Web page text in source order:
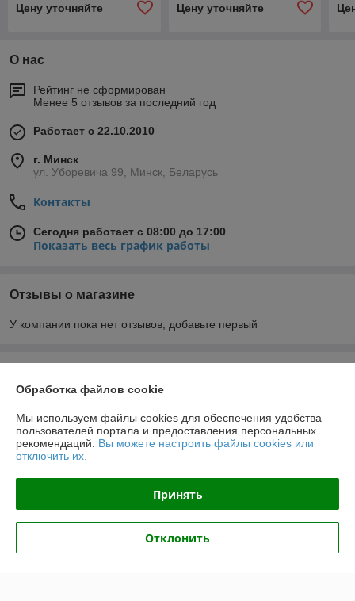
Цену уточняйте Цену уточняйте
О нас
Рейтинг не сформирован
Менее 5 отзывов за последний год
Работает с 22.10.2010
г. Минск
ул. Уборевича 99, Минск, Беларусь
Контакты
Сегодня работает с 08:00 до 17:00
Показать весь график работы
Отзывы о магазине
У компании пока нет отзывов, добавьте первый
Доставка и оплата
График работы
Полная версия сайта
Политика обработки cookies
Обработка файлов cookie
Мы используем файлы cookies для обеспечения удобства
пользователей портала и предоставления персональных
рекомендаций. Вы можете настроить файлы cookies или
отключить их.
Принять
Отклонить